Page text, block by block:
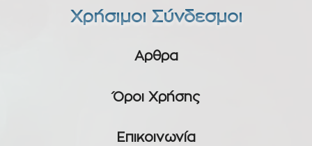
Χρήσιμοι Σύνδεσμοι
Αρθρα
Όροι Χρήσης
Επικοινωνία